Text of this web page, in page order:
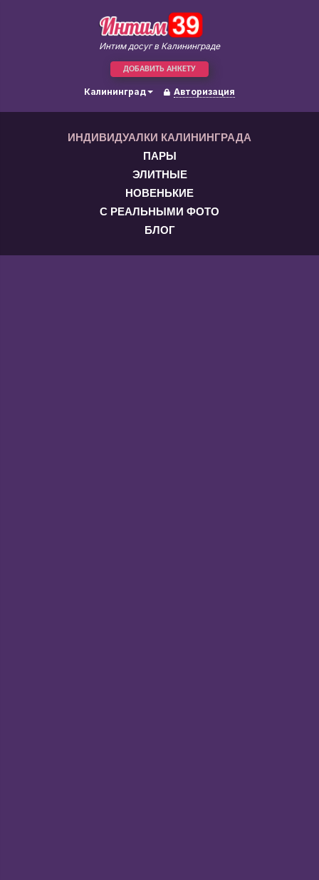
Интим досуг в Калининграде
ДОБАВИТЬ АНКЕТУ
Калининград Авторизация
ИНДИВИДУАЛКИ КАЛИНИНГРАДА
ПАРЫ
ЭЛИТНЫЕ
НОВЕНЬКИЕ
С РЕАЛЬНЫМИ ФОТО
БЛОГ